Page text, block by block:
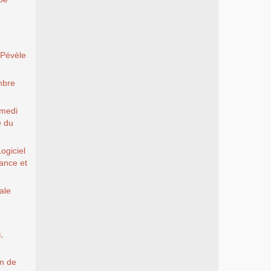
du
et
de